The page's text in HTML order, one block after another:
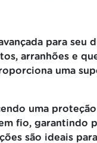
para seu
arranhões e
uma
uma
fio, garantindo
são ideais